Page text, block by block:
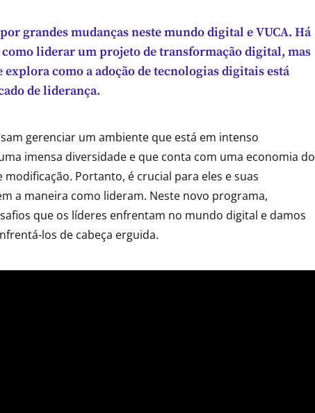
grandes mudanças neste mundo digital e VUCA. Há
liderar um projeto de transformação digital, mas
como a adoção de tecnologias digitais está
de liderança.
gerenciar um ambiente que está em intenso
imensa diversidade e que conta com uma economia do
Portanto, é crucial para eles e suas
a maneira como lideram. Neste novo programa,
que os líderes enfrentam no mundo digital e damos
los de cabeça erguida.